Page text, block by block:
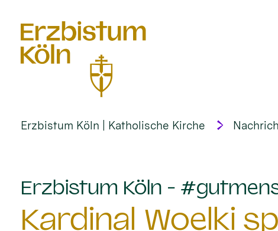
Erzbistum Köln | Katholische Kirche
Erzbistum Köln -
Kardinal Woelki